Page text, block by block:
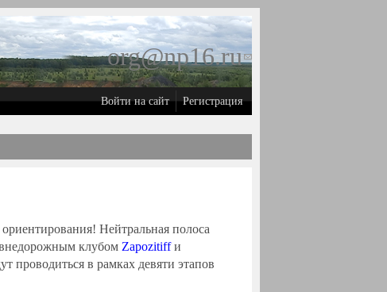
org@np16.ru(ссылка для
отправки
Войти на сайт Регистрация
Нейтральная полоса
клубом Zapozitiffи
проводиться в рамках девяти этапов